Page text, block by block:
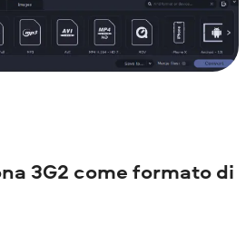
3G2 come formato di